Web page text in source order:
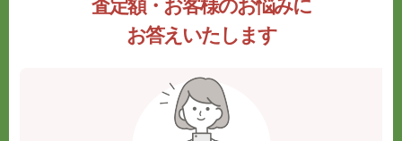
査定額・お客様のお悩みに
お答えいたします